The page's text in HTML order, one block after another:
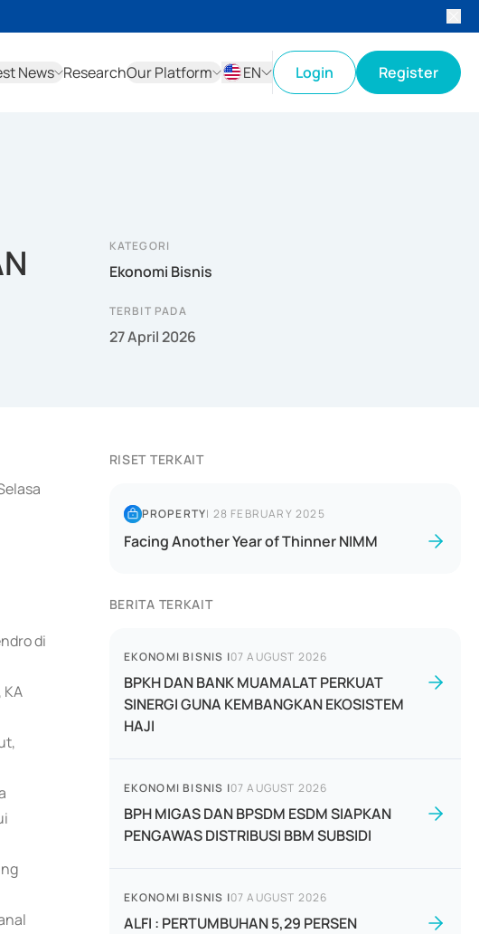
News ResearchOur Platform
EN
Login Register
KATEGORI
Ekonomi Bisnis
TERBIT PADA
27 April 2026
di
RISET TERKAIT
PROPERTY| 28 FEBRUARY 2025
Facing Another Year of Thinner NIMM
BERITA TERKAIT
EKONOMI BISNIS |07 AUGUST 2026
BPKH DAN BANK MUAMALAT PERKUAT
SINERGI GUNA KEMBANGKAN EKOSISTEM
HAJI
EKONOMI BISNIS |07 AUGUST 2026
BPH MIGAS DAN BPSDM ESDM SIAPKAN
PENGAWAS DISTRIBUSI BBM SUBSIDI
EKONOMI BISNIS |07 AUGUST 2026
ALFI : PERTUMBUHAN 5,29 PERSEN